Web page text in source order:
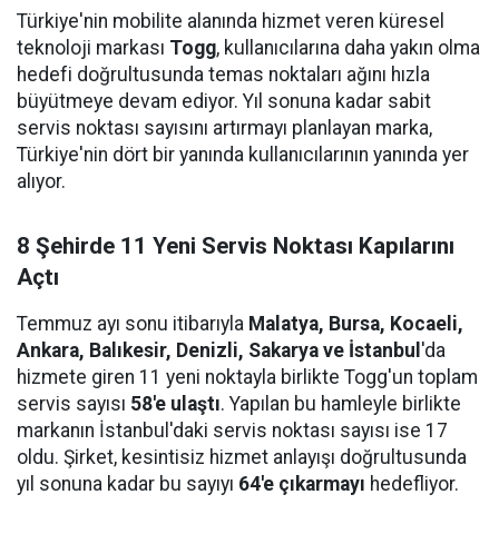
Türkiye'nin mobilite alanında hizmet veren küresel
teknoloji markası Togg, kullanıcılarına daha yakın olma
hedefi doğrultusunda temas noktaları ağını hızla
büyütmeye devam ediyor. Yıl sonuna kadar sabit
servis noktası sayısını artırmayı planlayan marka,
Türkiye'nin dört bir yanında kullanıcılarının yanında yer
alıyor.
8 Şehirde 11 Yeni Servis Noktası Kapılarını
Açtı
Temmuz ayı sonu itibarıyla Malatya, Bursa, Kocaeli,
Ankara, Balıkesir, Denizli, Sakarya ve İstanbul 'da
hizmete giren 11 yeni noktayla birlikte Togg'un toplam
servis sayısı 58'e ulaştı. Yapılan bu hamleyle birlikte
markanın İstanbul'daki servis noktası sayısı ise 17
oldu. Şirket, kesintisiz hizmet anlayışı doğrultusunda
yıl sonuna kadar bu sayıyı 64'e çıkarmayı hedefliyor.